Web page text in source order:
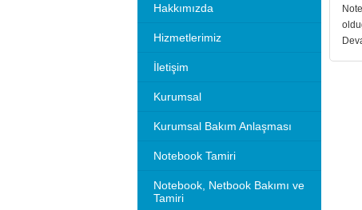
Hakkımızda
Hizmetlerimiz
İletişim
Kurumsal
Kurumsal Bakım Anlaşması
Notebook Tamiri
Notebook, Netbook Bakımı ve
Tamiri